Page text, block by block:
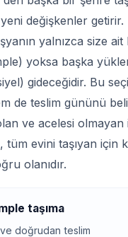
değişkenler getirir.
yalnızca size
yoksa başka
gideceğidir. Bu
de teslim gününü
ve acelesi olmayan
tüm evini taşıyan için
olanıdır.
taşıma
ve doğrudan teslim